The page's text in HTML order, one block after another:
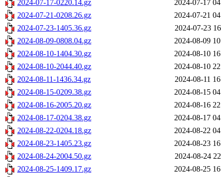
2024-07-17-0220.14.gz
2024-07-17
2024-07-21-0208.26.gz
2024-07-21
2024-07-23-1405.36.gz
2024-07-23
2024-08-09-0808.04.gz
2024-08-09
2024-08-10-1404.30.gz
2024-08-10
2024-08-10-2044.40.gz
2024-08-10
2024-08-11-1436.34.gz
2024-08-11
2024-08-15-0209.38.gz
2024-08-15
2024-08-16-2005.20.gz
2024-08-16
2024-08-17-0204.38.gz
2024-08-17
2024-08-22-0204.18.gz
2024-08-22
2024-08-23-1405.23.gz
2024-08-23
2024-08-24-2004.50.gz
2024-08-24
2024-08-25-1409.17.gz
2024-08-25